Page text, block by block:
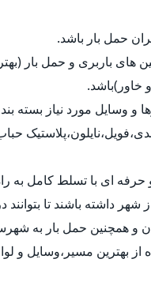
حمل بار باشد.
های باربری و حمل بار
خاور)باشد.
و وسایل مورد نیاز بسته
حرفه ای با تسلط کامل به
داشته باشند تا بتوانند
و همچنین حمل بار به
بهترین مسیر،وسایل و